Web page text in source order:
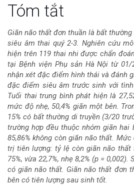
Nội
dung
chính
của
bài
viết
Tóm tắt
Giãn não thất đơn thuần là bất
siêu âm thai quý 2-3. Nghiên cứu
hiện trên 119 thai nhi được chẩn
tại Bệnh viện Phụ sản Hà Nội từ 01/
nhận xét đặc điểm hình thái và đánh
đặc điểm siêu âm trước sinh với
Tuổi thai trung bình phát hiện là
mức độ nhẹ, 50,4% giãn một bên.
15% có bất thường di truyền (3/20
trường hợp đều thuộc nhóm giãn hai
85,86% không còn giãn não thất.
trị tiên lượng: tỷ lệ còn giãn não thất
75%, vừa 22,7%, nhẹ 8,2% (p = 0,002).
có giãn não thất. Giãn não thất đơn
bên có tiên lượng sau sinh tốt.